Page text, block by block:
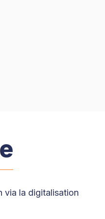
via la digitalisation